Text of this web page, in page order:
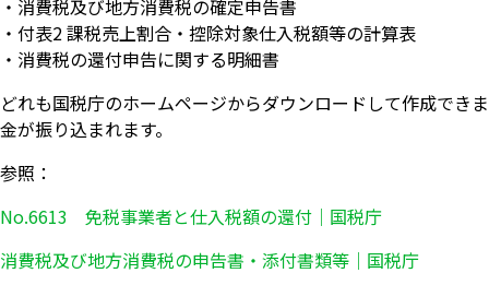
・消費税及び地方消費税の確定申告書
・付表2 課税売上割合・控除対象仕入税額等の計算表
・消費税の還付申告に関する明細書
どれも国税庁のホームページからダウンロードして作成でき
金が振り込まれます。
参照：
No.6613 免税事業者と仕入税額の還付｜国税庁
消費税及び地方消費税の申告書・添付書類等｜国税庁